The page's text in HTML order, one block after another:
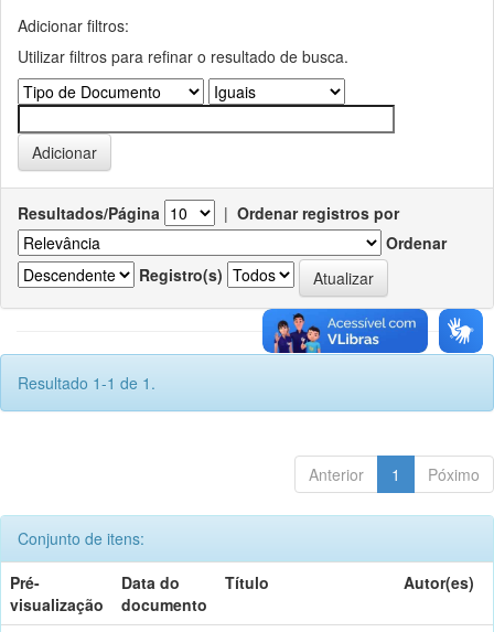
Adicionar filtros:
Utilizar filtros para refinar o resultado de busca.
Resultados/Página | Ordenar registros por
Ordenar
Registro(s)
Resultado 1-1 de 1.
Anterior 1 Póximo
Conjunto de itens:
Pré-
visualização
Data do
documento
Título Autor(es)